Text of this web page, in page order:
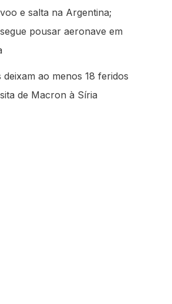
e salta na Argentina;
pousar aeronave em
deixam ao menos 18 feridos
de Macron à Síria